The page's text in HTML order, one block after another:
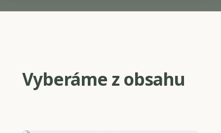
Vyberáme z obsahu